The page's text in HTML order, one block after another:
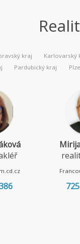
kraj Karlovarský
Pardubický kraj